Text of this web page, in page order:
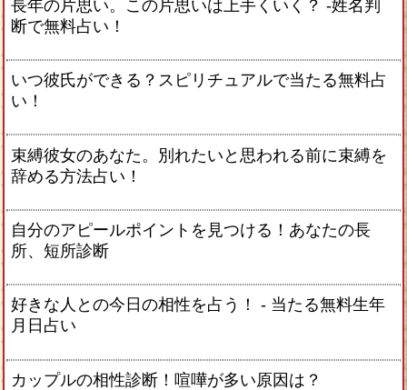
長年の片思い。この片思いは上手くいく？ -姓名判
断で無料占い！
いつ彼氏ができる？スピリチュアルで当たる無料占
い！
束縛彼女のあなた。別れたいと思われる前に束縛を
辞める方法占い！
自分のアピールポイントを見つける！あなたの長
所、短所診断
好きな人との今日の相性を占う！ ‐ 当たる無料生年
月日占い
カップルの相性診断！喧嘩が多い原因は？